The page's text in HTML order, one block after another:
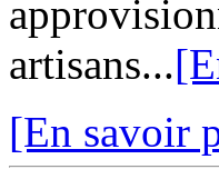
artisans...
[En savoir